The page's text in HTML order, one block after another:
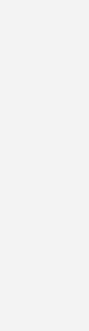
in
setzen die
Inneren des Blattes –
soll künftig die
und so fossile
ersetzen. Eine